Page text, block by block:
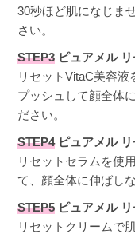
30秒ほど肌になじま
さい。
STEP3 ピュアメル
リセットVitaC美容
プッシュして顔全体
ださい。
STEP4ピュアメル リ
リセットセラムを使
て、顔全体に伸ばし
STEP5 ピュアメル
リセットクリームで